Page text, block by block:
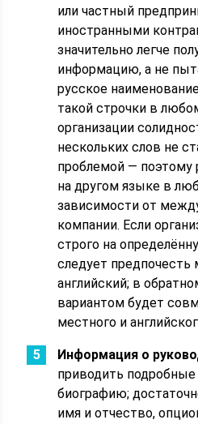
или частный
иностранными
значительно легче
информацию, а не
русское
такой строчки в
организации
нескольких слов не
проблемой — поэтому
на другом языке в
зависимости от
компании. Если
строго на
следует
английский; в
вариантом будет
местного и
Информация о
приводить
биографию;
имя и отчество,